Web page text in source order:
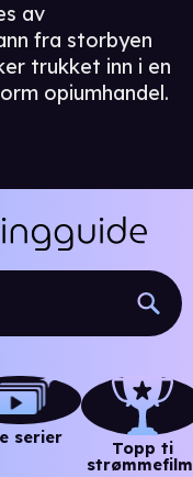
av
fra storbyen
trukket inn i en
opiumhandel.
serier
Topp ti